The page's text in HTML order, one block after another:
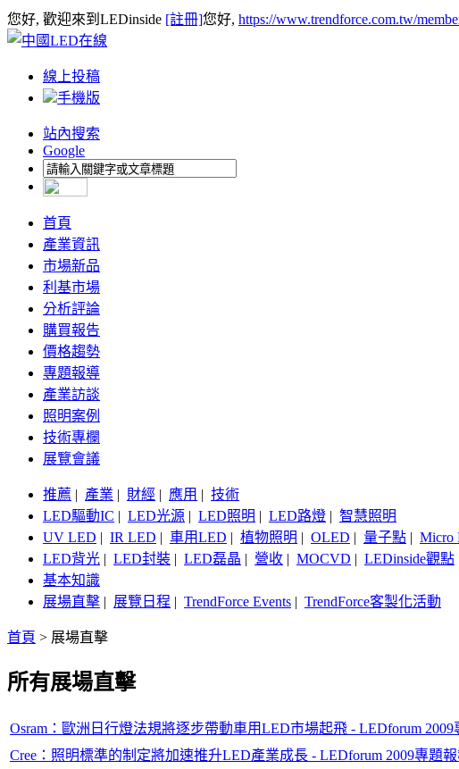
您好, 歡迎來到LEDinside [註冊]您好, https://www.trendforce.com.tw/
線上投稿
手機版
站內搜索
Google
首頁
產業資訊
市場新品
利基市場
分析評論
購買報告
價格趨勢
專題報導
產業訪談
照明案例
技術專欄
展覽會議
推薦 | 產業 | 財經 | 應用 | 技術
LED驅動IC | LED光源 | LED照明 | LED路燈 | 智慧照明
UV LED | IR LED | 車用LED | 植物照明 | OLED | 量子點 | Micro
LED背光 | LED封裝 | LED磊晶 | 營收 | MOCVD | LEDinside觀點
基本知識
展場直擊 | 展覽日程 | TrendForce Events | TrendForce客製化活動
首頁 > 展場直擊
所有展場直擊
Osram：歐洲日行燈法規將逐步帶動車用LED市場起飛 - LEDforum 2009
Cree：照明標準的制定將加速推升LED產業成長 - LEDforum 2009專題